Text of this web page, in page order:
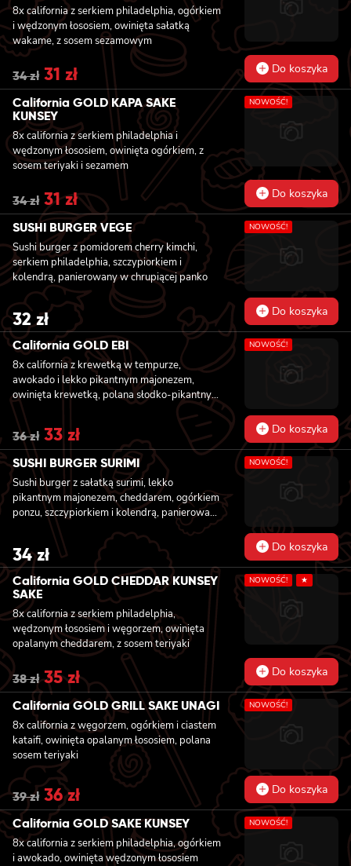
8x california z serkiem philadelphia, ogórkiem
i wędzonym łososiem, owinięta sałatką
wakame, z sosem sezamowym
34zł Original
price
was:
34 zł.
31 zł Current
price
is:
31 zł.
Do koszyka
California GOLD KAPA SAKE
KUNSEY
8x california z serkiem philadelphia i
wędzonym łososiem, owinięta ogórkiem, z
sosem teriyaki i sezamem
NOWOŚĆ!
34zł Original
price
was:
34 zł.
31złCurrent
price
is:
31 zł.
Do koszyka
SUSHI BURGER VEGE
Sushi burger z pomidorem cherry kimchi,
serkiem philadelphia, szczypiorkiem i
kolendrą, panierowany w chrupiącej panko
NOWOŚĆ!
32zł Do koszyka
California GOLD EBI
8x california z krewetką w tempurze,
awokado i lekko pikantnym majonezem,
owinięta krewetką, polana słodko-pikantnym
sosem i posypana kolendrą
NOWOŚĆ!
36zł Original
price
was:
36 zł.
33 zł Current
price
is:
33 zł.
Do koszyka
SUSHI BURGER SURIMI
Sushi burger z sałatką surimi, lekko
pikantnym majonezem, cheddarem, ogórkiem
ponzu, szczypiorkiem i kolendrą, panierowany
w chrupiącej panko
NOWOŚĆ!
34zł Do koszyka
California GOLD CHEDDAR KUNSEY
SAKE
8x california z serkiem philadelphia,
wędzonym łososiem i węgorzem, owinięta
opalanym cheddarem, z sosem teriyaki
NOWOŚĆ! ★
38zł Original
price
was:
38 zł.
35złCurrent
price
is:
35 zł.
Do koszyka
California GOLD GRILL SAKE UNAGI
8x california z węgorzem, ogórkiem i ciastem
kataifi, owinięta opalanym łososiem, polana
sosem teriyaki
NOWOŚĆ!
39zł Original
price
was:
39 zł.
36zł Current
price
is:
36 zł.
Do koszyka
California GOLD SAKE KUNSEY
8x california z serkiem philadelphia, ogórkiem
i awokado, owinięta wędzonym łososiem
NOWOŚĆ!